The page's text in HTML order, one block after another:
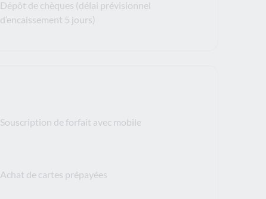
Dépôt de chèques (délai prévisionnel
d’encaissement 5 jours)
Souscription de forfait avec mobile
Achat de cartes prépayées